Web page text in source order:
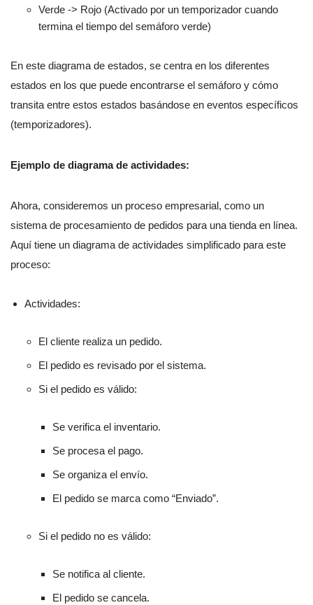
Verde -> Rojo (Activado por un temporizador cuando
termina el tiempo del semáforo verde)
En este diagrama de estados, se centra en los diferentes
estados en los que puede encontrarse el semáforo y cómo
transita entre estos estados basándose en eventos específicos
(temporizadores).
Ejemplo de diagrama de actividades:
Ahora, consideremos un proceso empresarial, como un
sistema de procesamiento de pedidos para una tienda en línea.
Aquí tiene un diagrama de actividades simplificado para este
proceso:
Actividades:
El cliente realiza un pedido.
El pedido es revisado por el sistema.
Si el pedido es válido:
Se verifica el inventario.
Se procesa el pago.
Se organiza el envío.
El pedido se marca como “Enviado”.
Si el pedido no es válido:
Se notifica al cliente.
El pedido se cancela.